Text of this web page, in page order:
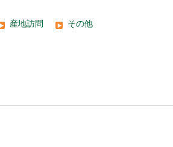
産地訪問 その他